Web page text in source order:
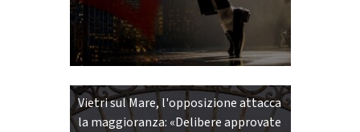
Vietri sul Mare, l'opposizione attacca
la maggioranza: «Delibere approvate